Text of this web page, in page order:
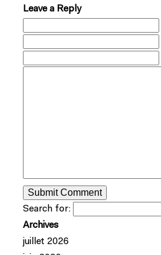
Leave a Reply
Search for:
Archives
juillet 2026